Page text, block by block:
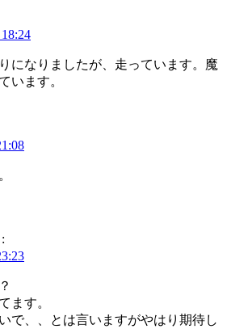
になりましたが、走っています。魔
います。
ます。
で、、とは言いますがやはり期待し